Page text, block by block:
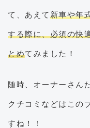
て、あえて 新車や年
する際に、必須の快
とめてみました！
随時、オーナーさん
クチコミなどはこの
すね！！